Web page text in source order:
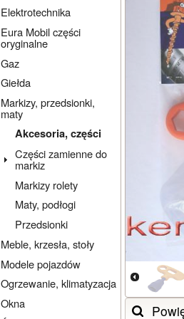
Elektrotechnika
Eura Mobil części
oryginalne
Gaz
Giełda
Markizy, przedsionki,
maty
Akcesoria, części
Części zamienne do
markiz
Markizy rolety
Maty, podłogi
Przedsionki
Meble, krzesła, stoły
Modele pojazdów
Ogrzewanie, klimatyzacja
Okna